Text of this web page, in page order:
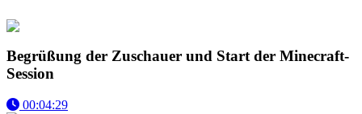
Begrüßung der Zuschauer und Start der Minecraft-
Session
00:04:29